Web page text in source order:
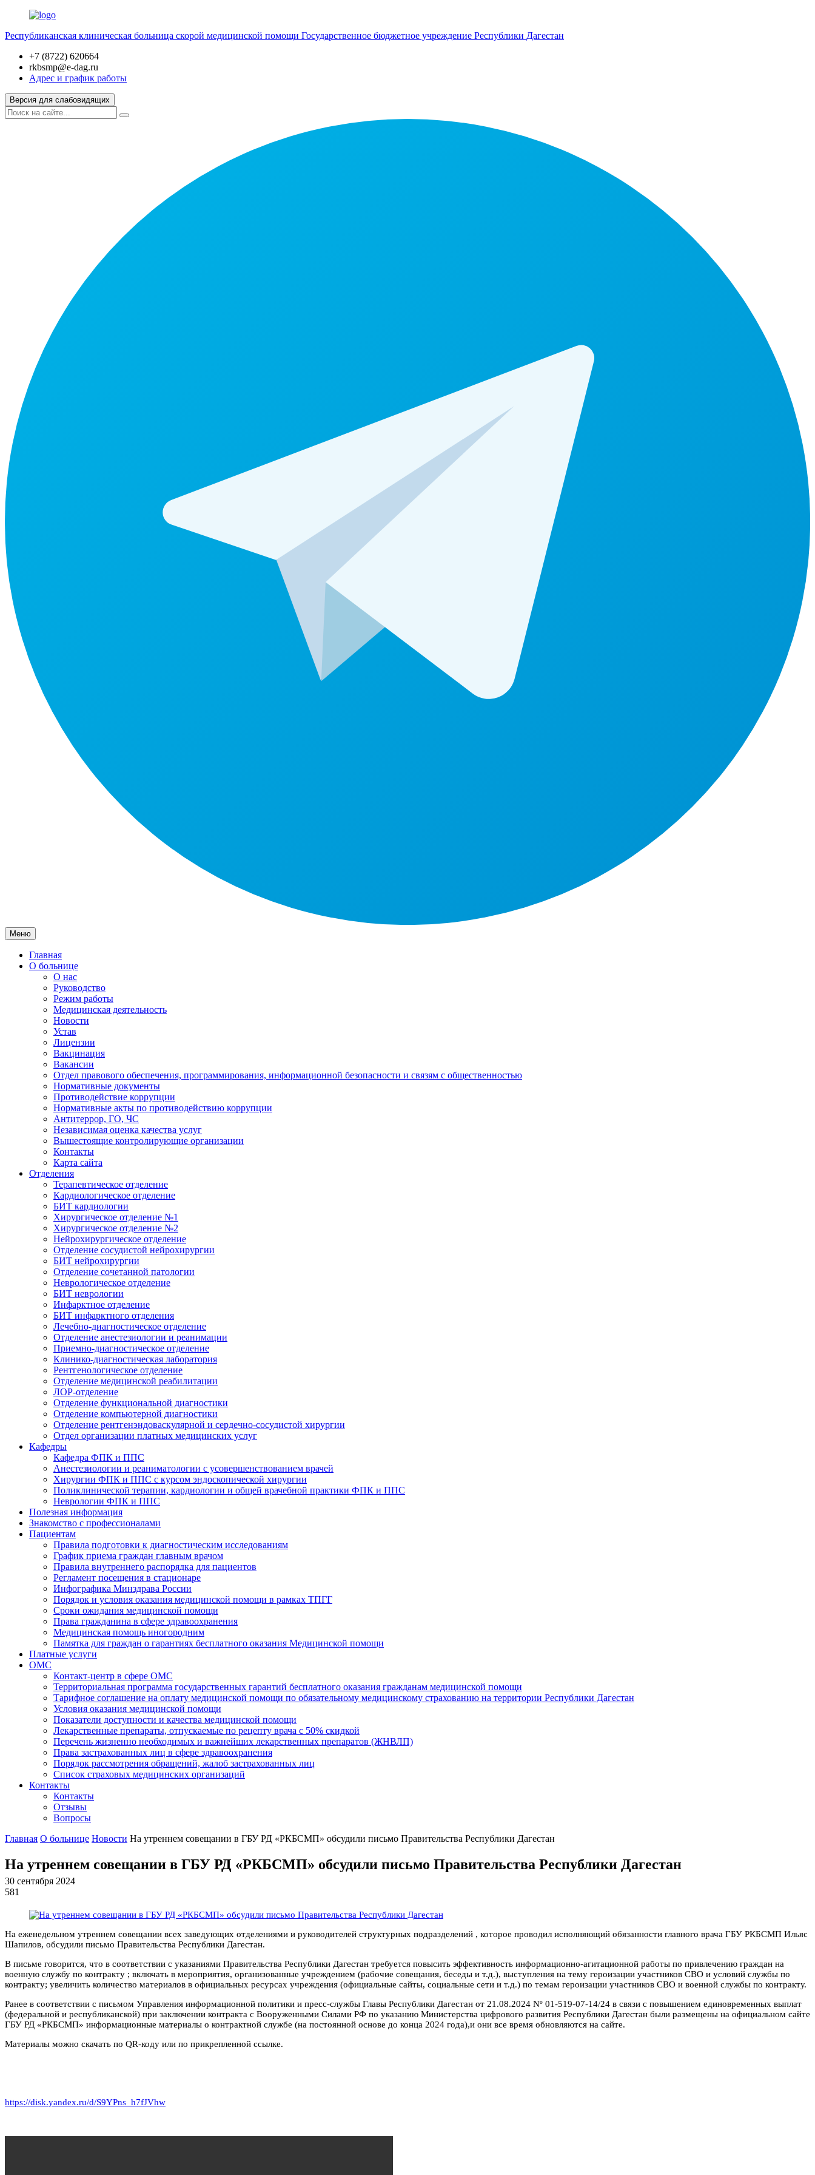
Республиканская клиническая больница скорой медицинской помощи Государственное бюджетное учреждение Республики Дагестан
+7 (8722) 620664
rkbsmp@e-dag.ru
Адрес и график работы
Версия для слабовидящих
Меню
Главная
О больнице
О нас
Руководство
Режим работы
Медицинская деятельность
Новости
Устав
Лицензии
Вакцинация
Вакансии
Отдел правового обеспечения, программирования, информационной безопасности и связям с общественностью
Нормативные документы
Противодействие коррупции
Нормативные акты по противодействию коррупции
Антитеррор, ГО, ЧС
Независимая оценка качества услуг
Вышестоящие контролирующие организации
Контакты
Карта сайта
Отделения
Терапевтическое отделение
Кардиологическое отделение
БИТ кардиологии
Хирургическое отделение №1
Хирургическое отделение №2
Нейрохирургическое отделение
Отделение сосудистой нейрохирургии
БИТ нейрохирургии
Отделение сочетанной патологии
Неврологическое отделение
БИТ неврологии
Инфарктное отделение
БИТ инфарктного отделения
Лечебно-диагностическое отделение
Отделение анестезиологии и реанимации
Приемно-диагностическое отделение
Клинико-диагностическая лаборатория
Рентгенологическое отделение
Отделение медицинской реабилитации
ЛОР-отделение
Отделение функциональной диагностики
Отделение компьютерной диагностики
Отделение рентгенэндоваскулярной и сердечно-сосудистой хирургии
Отдел организации платных медицинских услуг
Кафедры
Кафедра ФПК и ППС
Анестезиологии и реаниматологии с усовершенствованием врачей
Хирургии ФПК и ППС с курсом эндоскопической хирургии
Поликлинической терапии, кардиологии и общей врачебной практики ФПК и ППС
Неврологии ФПК и ППС
Полезная информация
Знакомство с профессионалами
Пациентам
Правила подготовки к диагностическим исследованиям
График приема граждан главным врачом
Правила внутреннего распорядка для пациентов
Регламент посещения в стационаре
Инфографика Минздрава России
Порядок и условия оказания медицинской помощи в рамках ТПГГ
Сроки ожидания медицинской помощи
Права гражданина в сфере здравоохранения
Медицинская помощь иногородним
Памятка для граждан о гарантиях бесплатного оказания Медицинской помощи
Платные услуги
ОМС
Контакт-центр в сфере ОМС
Территориальная программа государственных гарантий бесплатного оказания гражданам медицинской помощи
Тарифное соглашение на оплату медицинской помощи по обязательному медицинскому страхованию на территории Республики Дагестан
Условия оказания медицинской помощи
Показатели доступности и качества медицинской помощи
Лекарственные препараты, отпускаемые по рецепту врача с 50% скидкой
Перечень жизненно необходимых и важнейших лекарственных препаратов (ЖНВЛП)
Права застрахованных лиц в сфере здравоохранения
Порядок рассмотрения обращений, жалоб застрахованных лиц
Список страховых медицинских организаций
Контакты
Контакты
Отзывы
Вопросы
Главная О больнице Новости На утреннем совещании в ГБУ РД «РКБСМП» обсудили письмо Правительства Республики Дагестан
На утреннем совещании в ГБУ РД «РКБСМП» обсудили письмо Правительства Республики Дагестан
30 сентября 2024
581
На еженедельном утреннем совещании всех заведующих отделениями и руководителей структурных подразделений , которое проводил исполняющий обязанности главного врача ГБУ РКБСМП Ильяс
Шапилов, обсудили письмо Правительства Республики Дагестан.
В письме говорится, что в соответствии с указаниями Правительства Республики Дагестан требуется повысить эффективность информационно-агитационной работы по привлечению граждан на
военную службу по контракту ; включать в мероприятия, организованные учреждением (рабочие совещания, беседы и т.д.), выступления на тему героизации участников СВО и условий службы по
контракту; увеличить количество материалов в официальных ресурсах учреждения (официальные сайты, социальные сети и т.д.) по темам героизации участников СВО и военной службы по контракту.
Ранее в соответствии с письмом Управления информационной политики и пресс-службы Главы Республики Дагестан от 21.08.2024 Nº 01-519-07-14/24 в связи с повышением единовременных выплат
(федеральной и республиканской) при заключении контракта с Вооруженными Силами РФ по указанию Министерства цифрового развития Республики Дагестан были размещены на официальном сайте
ГБУ РД «РКБСМП» информационные материалы о контрактной службе (на постоянной основе до конца 2024 года),и они все время обновляются на сайте.
Материалы можно скачать по QR-коду или по прикрепленной ссылке.
https://disk.yandex.ru/d/S9YPns_h7fJVhw